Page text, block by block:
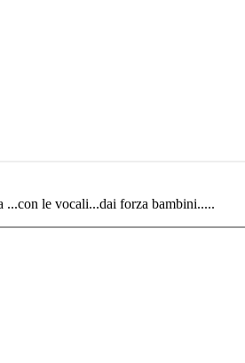
...con le vocali...dai forza bambini.....